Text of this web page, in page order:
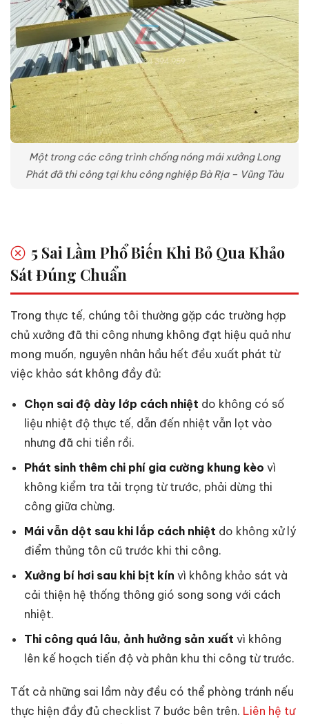
Một trong các công trình chống nóng mái xưởng Long
Phát đã thi công tại khu công nghiệp Bà Rịa – Vũng Tàu
5 Sai Lầm Phổ Biến Khi Bỏ Qua Khảo
Sát Đúng Chuẩn
Trong thực tế, chúng tôi thường gặp các trường hợp
chủ xưởng đã thi công nhưng không đạt hiệu quả như
mong muốn, nguyên nhân hầu hết đều xuất phát từ
việc khảo sát không đầy đủ:
Chọn sai độ dày lớp cách nhiệt do không có số
liệu nhiệt độ thực tế, dẫn đến nhiệt vẫn lọt vào
nhưng đã chi tiền rồi.
Phát sinh thêm chi phí gia cường khung kèo vì
không kiểm tra tải trọng từ trước, phải dừng thi
công giữa chừng.
Mái vẫn dột sau khi lắp cách nhiệt do không xử lý
điểm thủng tôn cũ trước khi thi công.
Xưởng bí hơi sau khi bịt kín vì không khảo sát và
cải thiện hệ thống thông gió song song với cách
nhiệt.
Thi công quá lâu, ảnh hưởng sản xuất vì không
lên kế hoạch tiến độ và phân khu thi công từ trước.
Tất cả những sai lầm này đều có thể phòng tránh nếu
thực hiện đầy đủ checklist 7 bước bên trên. Liên hệ tư